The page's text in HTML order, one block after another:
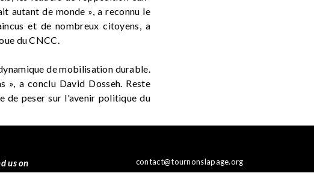
autant de monde », a reconnu le
et de nombreux citoyens, a
du CNCC.
de mobilisation durable.
», a conclu David Dosseh. Reste
de peser sur l'avenir politique du
us on contact@tournonslapage.org